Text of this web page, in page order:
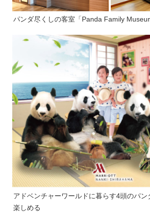
パンダ尽くしの客室「Panda Family
アドベンチャーワールドに暮らす4頭のパン
楽しめる